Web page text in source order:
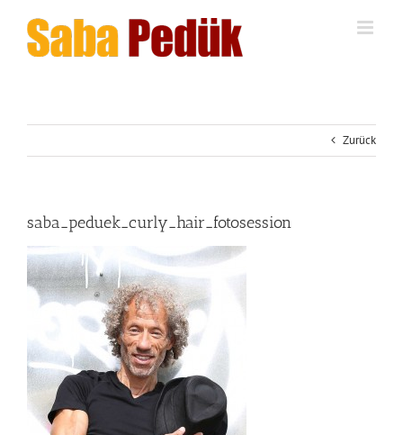
Inhalt
springen
Zurück
saba_peduek_curly_hair_fotosession